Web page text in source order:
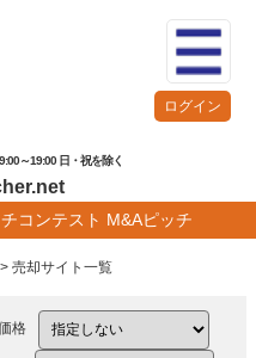
9:00～19:00 日・祝を除く
コンテスト M&Aピッチ
ログイン
> 売却サイト一覧
格